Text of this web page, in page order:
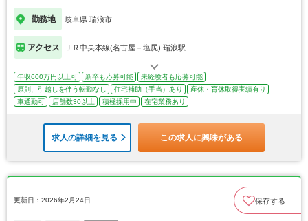
勤務地 岐阜県 瑞浪市
アクセス ＪＲ中央本線(名古屋－塩尻) 瑞浪駅
年収600万円以上可 新卒も応募可能
未経験者も応募可能
原則、引越しを伴う転勤なし
住宅補助（手当）あり
産休・育休取得実績有り
車通勤可
店舗数30以上 積極採用中 在宅業務あり
求人の詳細を見る この求人に興味がある
更新日：2026年2月24日 保存する